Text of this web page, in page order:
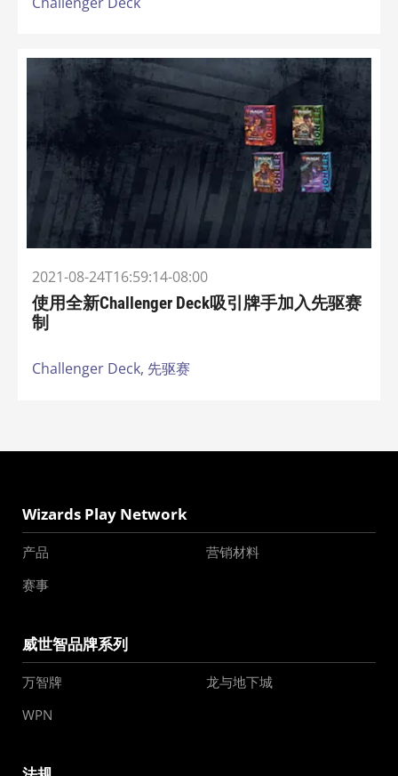
2021-08-24T16:59:14-08:00
使用全新Challenger Deck吸引牌手加入先驱赛
制
Challenger Deck, 先驱赛
Wizards Play Network
产品
营销材料
赛事
威世智品牌系列
万智牌
龙与地下城
WPN